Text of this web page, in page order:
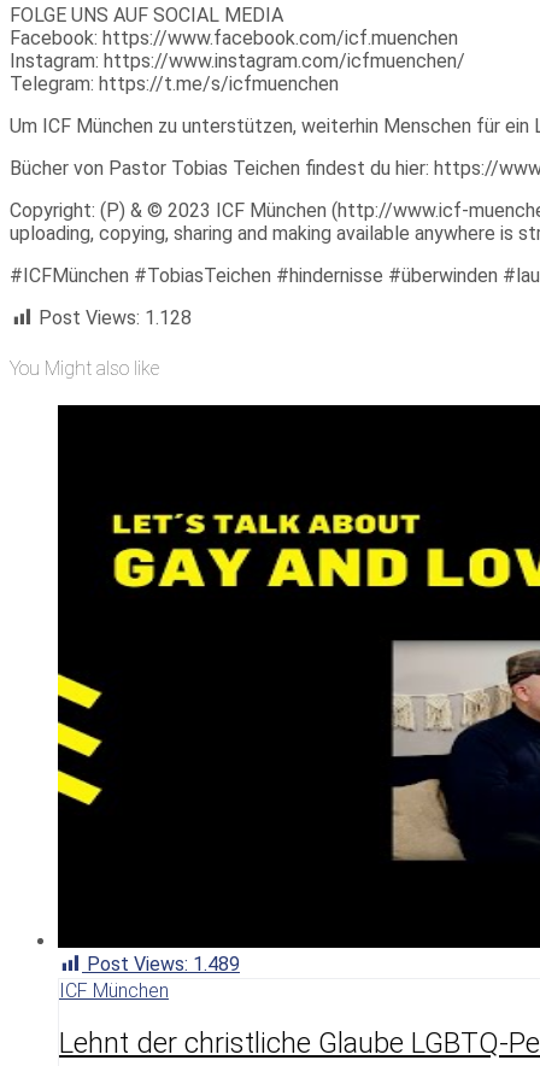
FOLGE UNS AUF SOCIAL MEDIA
Facebook: https://www.facebook.com/icf.muenchen
Instagram: https://www.instagram.com/icfmuenchen/
Telegram: https://t.me/s/icfmuenchen
Um ICF München zu unterstützen, weiterhin Menschen für
Bücher von Pastor Tobias Teichen findest du hier: https://
Copyright: (P) & © 2023 ICF München (http://www.icf-
uploading, copying, sharing and making available anywhere is
#ICFMünchen #TobiasTeichen #hindernisse #überwinden
Post Views: 1.128
You Might also like
Post Views: 1.489
ICF München
Lehnt der christliche Glaube LGBTQ-